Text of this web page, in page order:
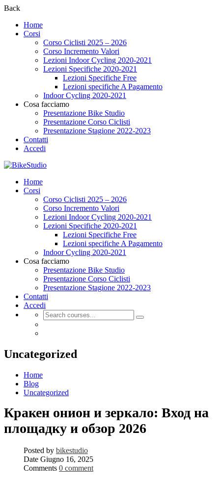
Back
Home
Corsi
Corso Ciclisti 2025 – 2026
Corso Incremento Valori
Lezioni Indoor Cycling 2020-2021
Lezioni Specifiche 2020-2021
Lezioni Specifiche Free
Lezioni specifiche A Pagamento
Indoor Cycling 2020-2021
Cosa facciamo
Presentazione Bike Studio
Presentazione Corso Ciclisti
Presentazione Stagione 2022-2023
Contatti
Accedi
Home
Corsi
Corso Ciclisti 2025 – 2026
Corso Incremento Valori
Lezioni Indoor Cycling 2020-2021
Lezioni Specifiche 2020-2021
Lezioni Specifiche Free
Lezioni specifiche A Pagamento
Indoor Cycling 2020-2021
Cosa facciamo
Presentazione Bike Studio
Presentazione Corso Ciclisti
Presentazione Stagione 2022-2023
Contatti
Accedi
Uncategorized
Home
Blog
Uncategorized
Кракен онион и зеркало: Вход на
площадку и обзор 2026
Posted by bikestudio
Date Giugno 16, 2025
Comments 0 comment